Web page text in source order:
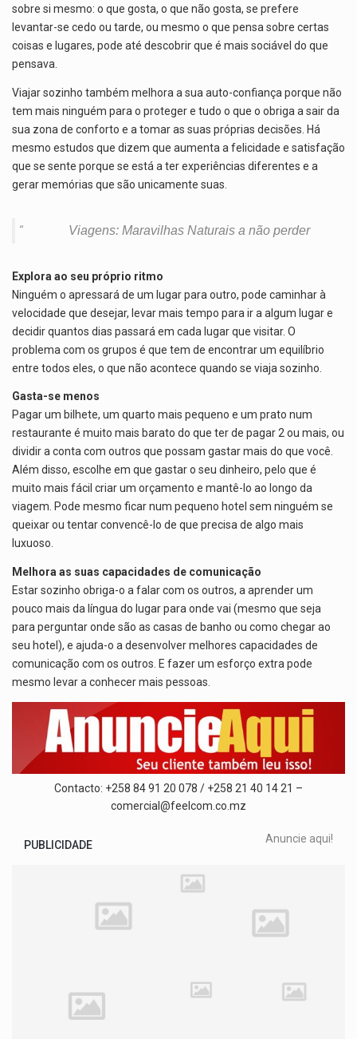
sobre si mesmo: o que gosta, o que não gosta, se prefere
levantar-se cedo ou tarde, ou mesmo o que pensa sobre certas
coisas e lugares, pode até descobrir que é mais sociável do que
pensava.
Viajar sozinho também melhora a sua auto-confiança porque não
tem mais ninguém para o proteger e tudo o que o obriga a sair da
sua zona de conforto e a tomar as suas próprias decisões. Há
mesmo estudos que dizem que aumenta a felicidade e satisfação
que se sente porque se está a ter experiências diferentes e a
gerar memórias que são unicamente suas.
Viagens: Maravilhas Naturais a não perder
Explora ao seu próprio ritmo
Ninguém o apressará de um lugar para outro, pode caminhar à
velocidade que desejar, levar mais tempo para ir a algum lugar e
decidir quantos dias passará em cada lugar que visitar. O
problema com os grupos é que tem de encontrar um equilíbrio
entre todos eles, o que não acontece quando se viaja sozinho.
Gasta-se menos
Pagar um bilhete, um quarto mais pequeno e um prato num
restaurante é muito mais barato do que ter de pagar 2 ou mais, ou
dividir a conta com outros que possam gastar mais do que você.
Além disso, escolhe em que gastar o seu dinheiro, pelo que é
muito mais fácil criar um orçamento e mantê-lo ao longo da
viagem. Pode mesmo ficar num pequeno hotel sem ninguém se
queixar ou tentar convencê-lo de que precisa de algo mais
luxuoso.
Melhora as suas capacidades de comunicação
Estar sozinho obriga-o a falar com os outros, a aprender um
pouco mais da língua do lugar para onde vai (mesmo que seja
para perguntar onde são as casas de banho ou como chegar ao
seu hotel), e ajuda-o a desenvolver melhores capacidades de
comunicação com os outros. E fazer um esforço extra pode
mesmo levar a conhecer mais pessoas.
Contacto: +258 84 91 20 078 / +258 21 40 14 21 –
comercial@feelcom.co.mz
PUBLICIDADE Anuncie aqui!